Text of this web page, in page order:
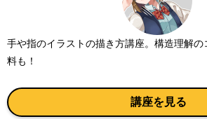
手や指のイラストの描き方講座。構造理解
料も！
講座を見る